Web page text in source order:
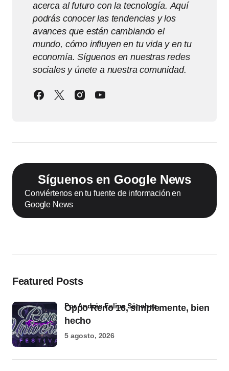
acerca al futuro con la tecnología. Aquí
podrás conocer las tendencias y los
avances que están cambiando el
mundo, cómo influyen en tu vida y en tu
economía. Síguenos en nuestras redes
sociales y únete a nuestra comunidad.
Síguenos en Google News
Conviértenos en tu fuente de información en
Google News
Featured Posts
Oppo Reno 16, simplemente, bien
hecho
por Andrés Felipe Sánchez
5 agosto, 2026